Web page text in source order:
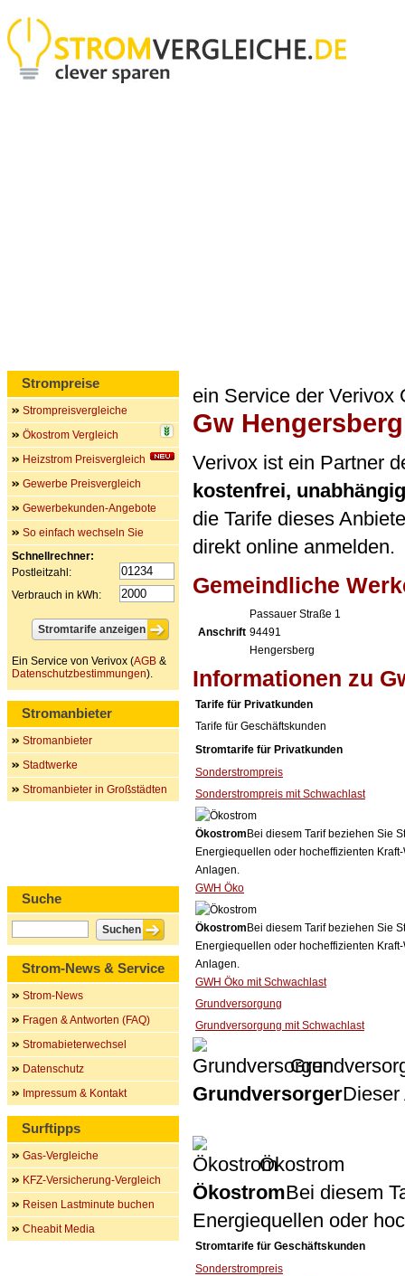
ein Service der Verivox
Gw Hengersberg
Verivox ist ein Partner
kostenfrei,
die Tarife dieses
direkt online anmelden.
Gemeindliche
Anschrift
Passauer Straße 1
94491
Hengersberg
Informationen zu
Tarife für Privatkunden
Tarife für Geschäftskunden
Stromtarife für Privatkunden
Sonderstrompreis
Sonderstrompreis mit Schwachlast
Ökostrom Bei diesem Tarif beziehen Sie
Energiequellen oder hocheffizienten
Anlagen.
GWH Öko
Ökostrom Bei diesem Tarif beziehen Sie
Energiequellen oder hocheffizienten
Anlagen.
GWH Öko mit Schwachlast
Grundversorgung
Grundversorgung mit Schwachlast
GrundversorgerDieser
Ökostrom
ÖkostromBei diesem
Energiequellen oder
Stromtarife für Geschäftskunden
Sonderstrompreis
Strompreise
Strompreisvergleiche
Ökostrom Vergleich
Heizstrom Preisvergleich
Gewerbe Preisvergleich
Gewerbekunden-Angebote
So einfach wechseln Sie
Schnellrechner:
Postleitzahl:
Verbrauch in kWh:
Ein Service von Verivox (AGB &
Datenschutzbestimmungen).
Stromanbieter
Stromanbieter
Stadtwerke
Stromanbieter in Großstädten
Suche
Strom-News & Service
Strom-News
Fragen & Antworten (FAQ)
Stromabieterwechsel
Datenschutz
Impressum & Kontakt
Surftipps
Gas-Vergleiche
KFZ-Versicherung-Vergleich
Reisen Lastminute buchen
Cheabit Media